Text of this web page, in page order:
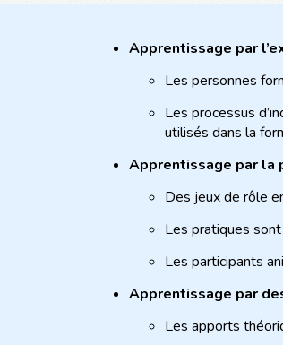
Apprentissage par
Les personnes
Les processus
utilisés dans la
Apprentissage par la
Des jeux de rôle
Les pratiques
Les participants
Apprentissage par
Les apports